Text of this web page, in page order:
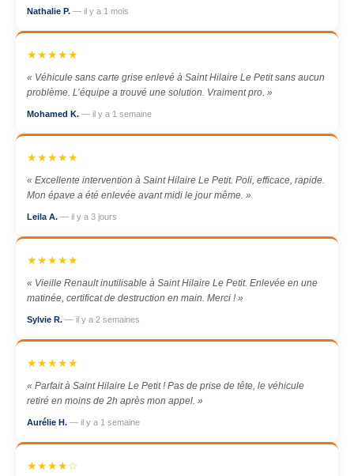
Nathalie P. — il y a 1 mois
★★★★★
« Véhicule sans carte grise enlevé à Saint Hilaire Le Petit sans aucun
problème. L’équipe a trouvé une solution. Vraiment pro. »
Mohamed K. — il y a 1 semaine
★★★★★
« Excellente intervention à Saint Hilaire Le Petit. Poli, efficace, rapide.
Mon épave a été enlevée avant midi le jour même. »
Leila A. — il y a 3 jours
★★★★★
« Vieille Renault inutilisable à Saint Hilaire Le Petit. Enlevée en une
matinée, certificat de destruction en main. Merci ! »
Sylvie R. — il y a 2 semaines
★★★★★
« Parfait à Saint Hilaire Le Petit ! Pas de prise de tête, le véhicule
retiré en moins de 2h après mon appel. »
Aurélie H. — il y a 1 semaine
★★★★☆